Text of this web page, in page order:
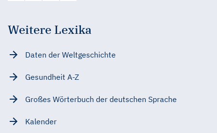
Weitere Lexika
Daten der Weltgeschichte
Gesundheit A-Z
Großes Wörterbuch der deutschen Sprache
Kalender